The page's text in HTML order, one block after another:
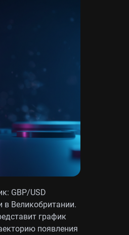
GBP/USD
в Великобритании.
график
появления